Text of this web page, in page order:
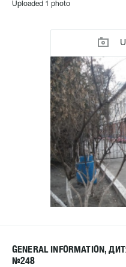
Uploaded 1 photo
GENERAL INFORMATION,
№248